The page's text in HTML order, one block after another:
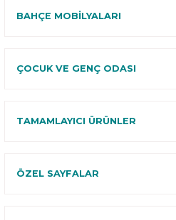
BAHÇE MOBİLYALARI
ÇOCUK VE GENÇ ODASI
TAMAMLAYICI ÜRÜNLER
ÖZEL SAYFALAR